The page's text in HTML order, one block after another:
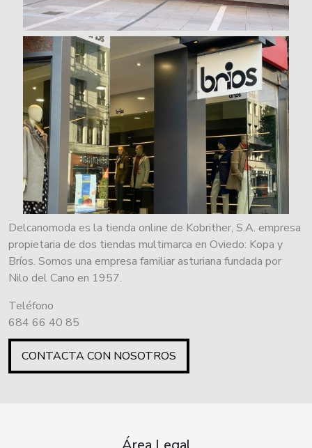
Delcanomoda es la tienda online de Kobrither, S.A. empresa
propietaria de dos tiendas multimarca en Oviedo: Kopa y
Bríos. Somos una empresa familiar asturiana fundada por
Nilo del Cano en 1957.
Teléfono
684 66 40 85
CONTACTA CON NOSOTROS